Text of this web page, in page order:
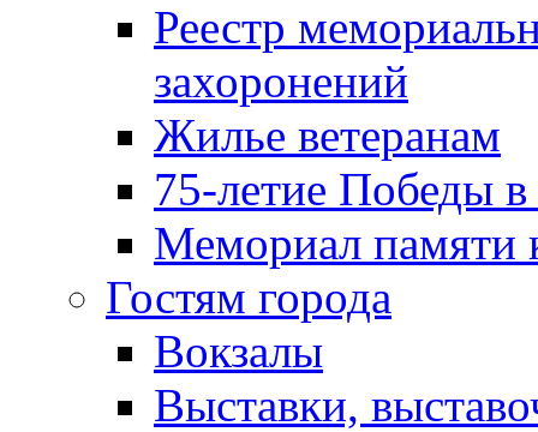
Реестр
захоронений
Жилье ветеранам
75-летие Победы
Мемориал памяти
Гостям города
Вокзалы
Выставки,